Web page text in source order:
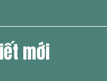
mới